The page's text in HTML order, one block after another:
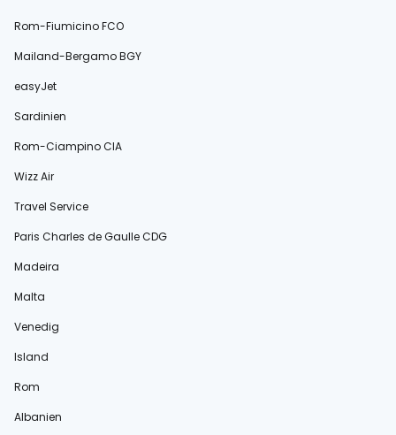
Rom-Fiumicino FCO
Mailand-Bergamo BGY
easyJet
Sardinien
Rom-Ciampino CIA
Wizz Air
Travel Service
Paris Charles de Gaulle CDG
Madeira
Malta
Venedig
Island
Rom
Albanien